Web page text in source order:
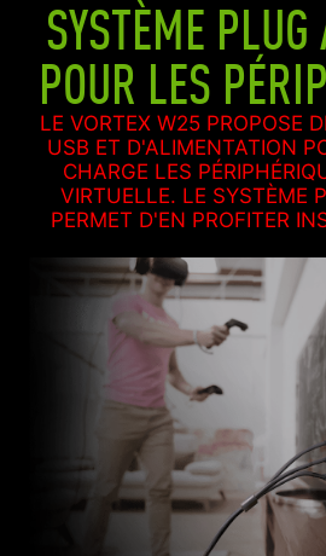
SYSTÈME
POUR LES
LE VORTEX W25 PROPOSE
USB ET D'ALIMENTATION
CHARGE LES
VIRTUELLE. LE SYSTÈME
PERMET D'EN PROFITER